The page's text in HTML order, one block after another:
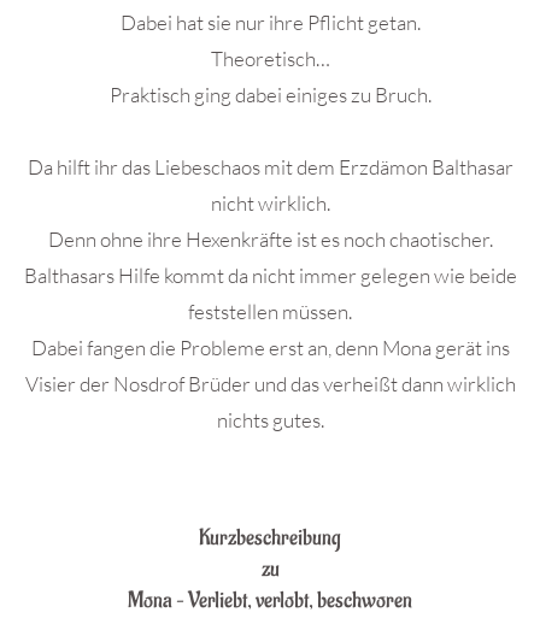
Dabei hat sie nur ihre Pflicht getan.
Theoretisch…
Praktisch ging dabei einiges zu Bruch.
Da hilft ihr das Liebeschaos mit dem Erzdämon Balthasar
nicht wirklich.
Denn ohne ihre Hexenkräfte ist es noch chaotischer.
Balthasars Hilfe kommt da nicht immer gelegen wie beide
feststellen müssen.
Dabei fangen die Probleme erst an, denn Mona gerät ins
Visier der Nosdrof Brüder und das verheißt dann wirklich
nichts gutes.
Kurzbeschreibung
zu
Mona – Verliebt, verlobt, beschworen